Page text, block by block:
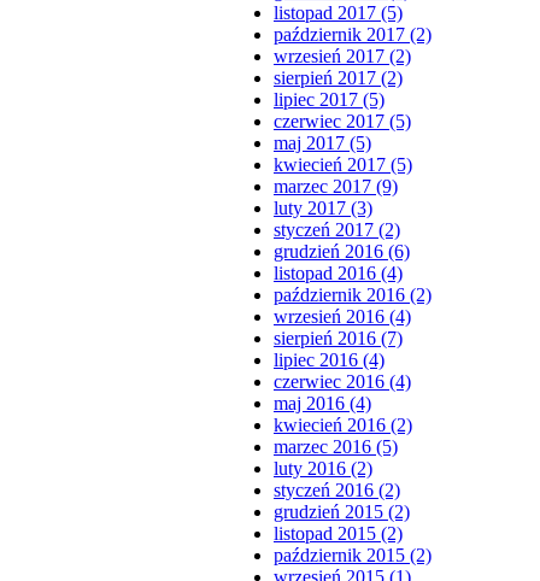
listopad 2017 (5)
październik 2017 (2)
wrzesień 2017 (2)
sierpień 2017 (2)
lipiec 2017 (5)
czerwiec 2017 (5)
maj 2017 (5)
kwiecień 2017 (5)
marzec 2017 (9)
luty 2017 (3)
styczeń 2017 (2)
grudzień 2016 (6)
listopad 2016 (4)
październik 2016 (2)
wrzesień 2016 (4)
sierpień 2016 (7)
lipiec 2016 (4)
czerwiec 2016 (4)
maj 2016 (4)
kwiecień 2016 (2)
marzec 2016 (5)
luty 2016 (2)
styczeń 2016 (2)
grudzień 2015 (2)
listopad 2015 (2)
październik 2015 (2)